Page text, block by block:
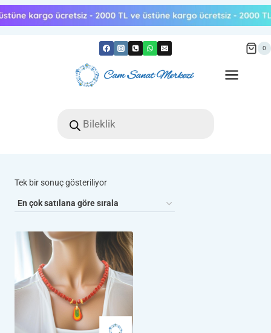
Skip
to
0
search
Tek bir sonuç gösteriliyor